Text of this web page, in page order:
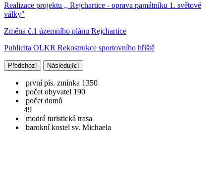
Realizace projektu ,, Rejchartice - oprava památníku 1. světové
války"
Změna č.1 územního plánu Rejchartice
Publicita OLKR Rekostrukce sportovního hřiště
Předchozí Následující
první pís. zmínka 1350
počet obyvatel 190
počet domů
49
modrá turistická trasa
barokní kostel sv. Michaela